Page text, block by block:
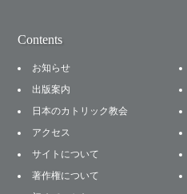
Contents
お知らせ
出版案内
日本のカトリック教会
アクセス
サイトについて
著作権について